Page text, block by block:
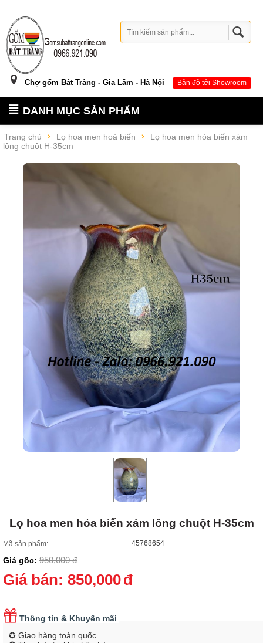
Chợ gốm Bát Tràng - Gia Lâm - Hà Nội Bản đồ tới Showroom
DANH MỤC SẢN PHẨM
Trang chủ Lọ hoa men hoả biến
Lọ hoa men hỏa biến xám
lông chuột H-35cm
Lọ hoa men hỏa biến xám lông chuột H-35cm
Mã sản phẩm: 45768654
Giá gốc: 950,000 đ
Giá bán: 850,000đ
Thông tin & Khuyến mãi
✪ Giao hàng toàn quốc